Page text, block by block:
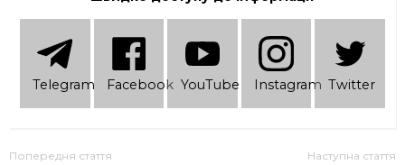
Telеgram Facebook YouTube Instagram Twitter
Попередня стаття Наступна стаття